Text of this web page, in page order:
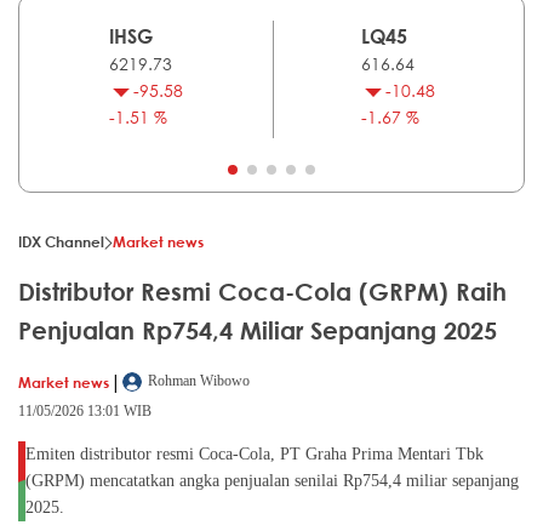
IHSG
6219.73
-95.58
-1.51 %
LQ45
616.64
-10.48
-1.67 %
IDX Channel Market news
Distributor Resmi Coca-Cola (GRPM) Raih
Penjualan Rp754,4 Miliar Sepanjang 2025
Market news |
Rohman Wibowo
11/05/2026 13:01 WIB
Emiten distributor resmi Coca-Cola, PT Graha Prima Mentari Tbk
(GRPM) mencatatkan angka penjualan senilai Rp754,4 miliar sepanjang
2025.